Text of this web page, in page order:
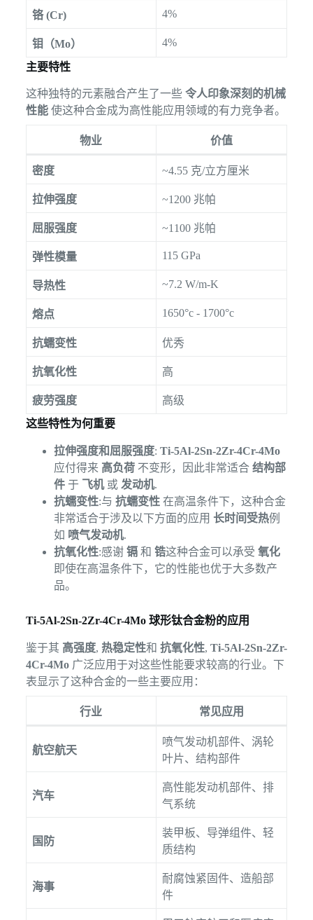
铬 (Cr) 4%
钼（Mo） 4%
主要特性
这种独特的元素融合产生了一些 令人印象深刻的机械
性能使这种合金成为高性能应用领域的有力竞争者。
物业 价值
密度 ~4.55 克/立方厘米
拉伸强度 ~1200 兆帕
屈服强度 ~1100 兆帕
弹性模量 115 GPa
导热性 ~7.2 W/m-K
熔点 1650°c - 1700°c
抗蠕变性 优秀
抗氧化性 高
疲劳强度
高级
这些特性为何重要
拉伸强度和屈服强度: Ti-5Al-2Sn-2Zr-4Cr-4Mo
应付得来 高负荷不变形，因此非常适合 结构部
件于 飞机或 发动机.
抗蠕变性:与 抗蠕变性在高温条件下，这种合金
非常适合于涉及以下方面的应用 长时间受热例
如 喷气发动机.
抗氧化性:感谢 镉和 锆这种合金可以承受 氧化
即使在高温条件下，它的性能也优于大多数产
品。
Ti-5Al-2Sn-2Zr-4Cr-4Mo 球形钛合金粉的应用
鉴于其 高强度, 热稳定性和 抗氧化性, Ti-5Al-2Sn-2Zr-
4Cr-4Mo广泛应用于对这些性能要求较高的行业。下
表显示了这种合金的一些主要应用：
行业 常见应用
航空航天
喷气发动机部件、涡轮
叶片、结构部件
汽车
高性能发动机部件、排
气系统
国防
装甲板、导弹组件、轻
质结构
海事
耐腐蚀紧固件、造船部
件